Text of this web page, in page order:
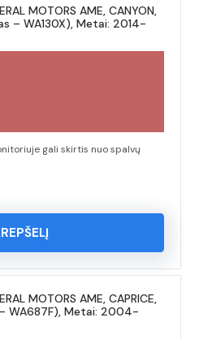
MOTORS AME, CANYON,
– WA130X), Metai: 2014-
gali skirtis nuo spalvų
MOTORS AME, CAPRICE,
WA687F), Metai: 2004-